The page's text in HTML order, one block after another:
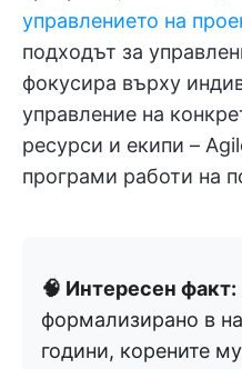
управлението на
подходът за
фокусира върху
управление на
ресурси и екипи –
програми работи на
🧠 Интересен факт:
формализирано в
години, корените